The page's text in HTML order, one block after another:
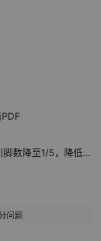
5，降低对先进封装依赖
问题